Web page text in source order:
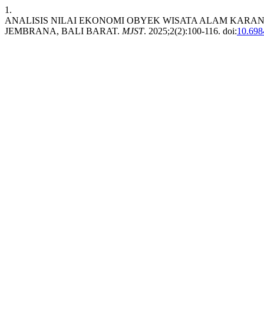
1.
ANALISIS NILAI EKONOMI OBYEK WISATA ALAM
JEMBRANA, BALI BARAT. MJST. 2025;2(2):100-116. doi: